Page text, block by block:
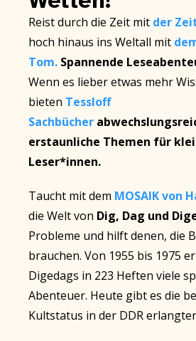
Reist durch die Zeit mit der
hoch hinaus ins Weltall mit
Tom. Spannende
Wenn es lieber etwas mehr
bieten Tessloff
Sachbücher
erstaunliche Themen für
Leser*innen.
Taucht mit dem MOSAIK von
die Welt von Dig, Dag und
Probleme und hilft denen, die
brauchen. Von 1955 bis 1975
Digedags in 223 Heften viele
Abenteuer. Heute gibt es die
Kultstatus in der DDR